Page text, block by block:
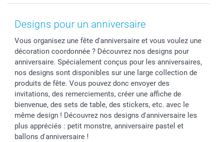
Cadres photo & accessoires déco
Stickers & Etiquettes
Chèque Cadeau
Mentions Légales
Affiliation
Investor Relations
B2B smartbusiness
Droit de rétractation
Fête des Mères
Confirmation ou communion
Mariage
Fête d'anniversaire
Collection naissance
Tous les évènements
Tarifs et frais de livraison
Livraison en 48 heures
Modes de Paiement
Identifiez-vous
Plan du site
Statut de ma commande
smarfriends
smartgarantie
smartbonus
Designs pour un anniversaire
Vous organisez une fête d'anniversaire et vous voulez une
décoration coordonnée ? Découvrez nos designs pour
anniversaire. Spécialement conçus pour les anniversaires,
nos designs sont disponibles sur une large collection de
produits de fête. Vous pouvez donc envoyer des
invitations, des remerciements, créer une affiche de
bienvenue, des sets de table, des stickers, etc. avec le
même design ! Découvrez nos designs d'anniversaire les
plus appréciés : petit monstre, anniversaire pastel et
ballons d'anniversaire !